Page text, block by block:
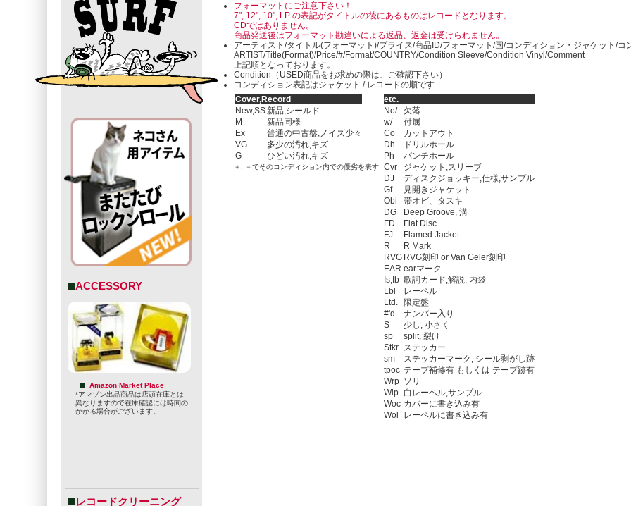
ACCESSORY
Amazon Market Place
*アマゾン出品商品は店頭在庫とは
異なりますので在庫確認には時間の
かかる場合がございます。
レコードクリーニング
フォーマットにご注意下さい！
7", 12", 10", LP の表記がタイトルの後にあるものはレコードとなります。
CDではありません。
商品発送後はフォーマット勘違いによる返品、返金は受けられません。
アーティスト/タイトル(フォーマット)/プライス/商品ID/フォーマット/国/コンディション・ジャケット/コ
ARTIST/Title(Format)/Price/#/Format/COUNTRY/Condition Sleeve/Condition Vinyl/Comment
上記順となっております。
Condition（USED商品をお求めの際は、ご確認下さい）
コンディション表記はジャケット / レコードの順です
Cover,Record
New,SS新品,シールド
M
新品同様
Ex
普通の中古盤,ノイズ少々
VG
多少の汚れ,キズ
G
ひどい汚れ,キズ
＋, －でそのコンディション内での優劣を表す
etc.
No/
欠落
w/
付属
Co
カットアウト
Dh
ドリルホール
Ph
パンチホール
Cvr
ジャケット,スリーブ
DJ
ディスクジョッキー,仕様,サンプル
Gf
見開きジャケット
Obi
帯オビ、タスキ
DG
Deep Groove, 溝
FD
Flat Disc
FJ
Flamed Jacket
R
R Mark
RVG RVG刻印 or Van Geler刻印
EAR earマーク
Is,Ib 歌詞カード,解説, 内袋
Lbl
レーベル
Ltd.
限定盤
#'d
ナンバー入り
S
少し, 小さく
sp
split, 裂け
Stkr ステッカー
sm
ステッカーマーク, シール剥がし跡
tpoc テープ補修有 もしくは テープ跡有
Wrp ソリ
Wlp 白レーベル,サンプル
Woc カバーに書き込み有
Wol
レーベルに書き込み有